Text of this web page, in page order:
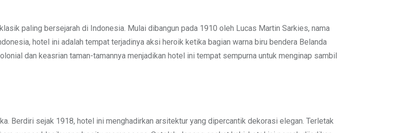
paling bersejarah di Indonesia. Mulai dibangun pada 1910 oleh Lucas Martin Sarkies, nama
hotel ini adalah tempat terjadinya aksi heroik ketika bagian warna biru bendera Belanda
dan keasrian taman-tamannya menjadikan hotel ini tempat sempurna untuk menginap sambil
Berdiri sejak 1918, hotel ini menghadirkan arsitektur yang dipercantik dekorasi elegan. Terletak